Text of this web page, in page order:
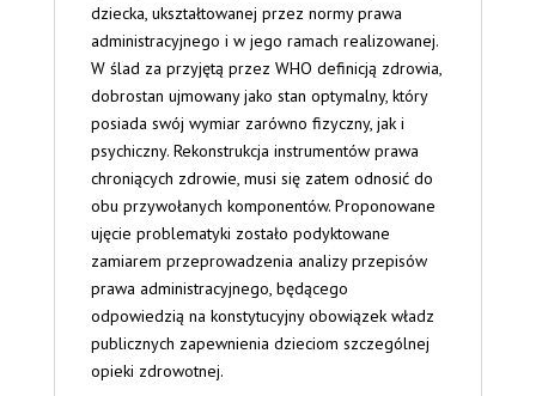
dziecka, ukształtowanej przez normy prawa
administracyjnego i w jego ramach realizowanej.
W ślad za przyjętą przez WHO definicją zdrowia,
dobrostan ujmowany jako stan optymalny, który
posiada swój wymiar zarówno fizyczny, jak i
psychiczny. Rekonstrukcja instrumentów prawa
chroniących zdrowie, musi się zatem odnosić do
obu przywołanych komponentów. Proponowane
ujęcie problematyki zostało podyktowane
zamiarem przeprowadzenia analizy przepisów
prawa administracyjnego, będącego
odpowiedzią na konstytucyjny obowiązek władz
publicznych zapewnienia dzieciom szczególnej
opieki zdrowotnej.